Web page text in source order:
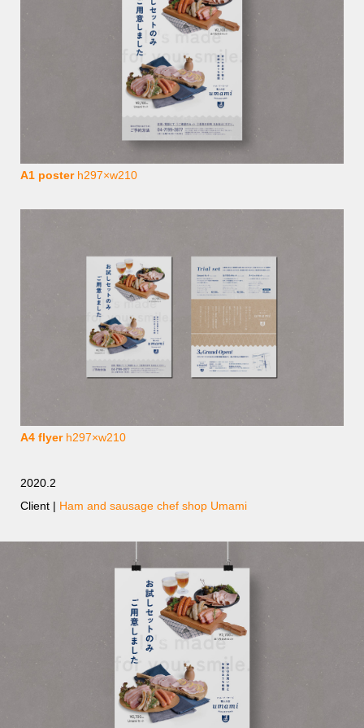
A1 posterh297×w210
A4 flyerh297×w210
2020.2
Client | Ham and sausage chef shop Umami